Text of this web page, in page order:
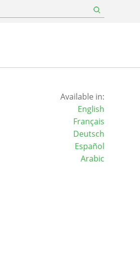
Available in:
English
Français
Deutsch
Español
Arabic